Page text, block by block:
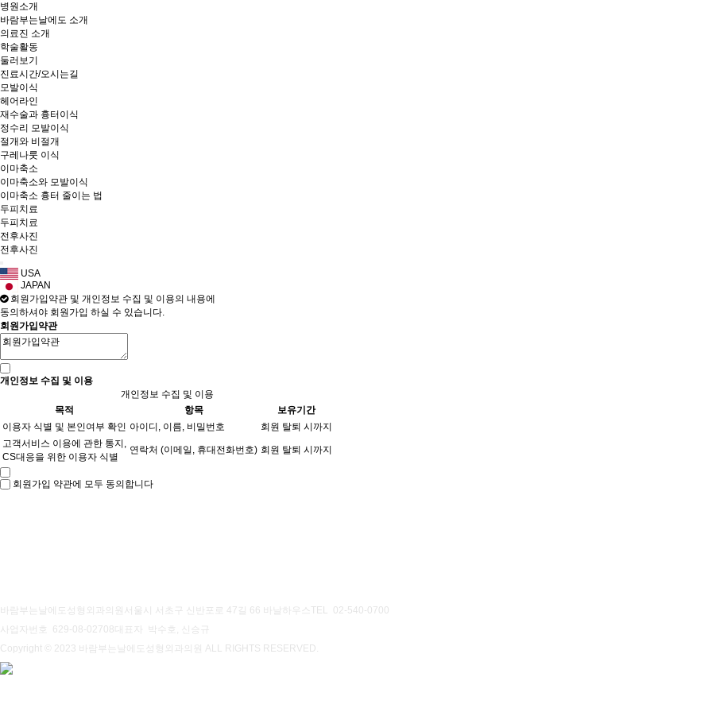
병원소개
바람부는날에도 소개
의료진 소개
학술활동
둘러보기
진료시간/오시는길
모발이식
헤어라인
재수술과 흉터이식
정수리 모발이식
절개와 비절개
구레나룻 이식
이마축소
이마축소와 모발이식
이마축소 흉터 줄이는 법
두피치료
두피치료
전후사진
전후사진
USA
JAPAN
회원가입약관 및 개인정보 수집 및 이용의 내용에
동의하셔야 회원가입 하실 수 있습니다.
회원가입약관
개인정보 수집 및 이용
개인정보 수집 및 이용
목적
항목
보유기간
이용자 식별 및 본인여부 확인 아이디, 이름, 비밀번호
회원 탈퇴 시까지
고객서비스 이용에 관한 통지,
CS대응을 위한 이용자 식별
연락처 (이메일, 휴대전화번호) 회원 탈퇴 시까지
회원가입 약관에 모두 동의합니다
바람부는날에도성형외과의원 서울시 서초구 신반포로 47길 66 바날하우스 TEL 02-540-0700
사업자번호 629-08-02708 대표자 박수호, 신승규
Copyright © 2023 바람부는날에도성형외과의원 ALL RIGHTS RESERVED.